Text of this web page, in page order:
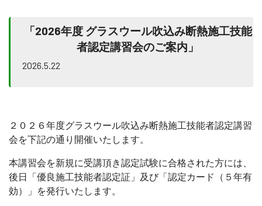
「2026年度 グラスウール吹込み断熱施工技能
者認定講習会のご案内」
2026.5.22
２０２６年度グラスウール吹込み断熱施工技能者認定講習
会を下記の通り開催いたします。
本講習会を新規に受講頂き認定試験に合格された方には、
後日「優良施工技能者認定証」及び「認定カード（５年有
効）」を発行いたします。